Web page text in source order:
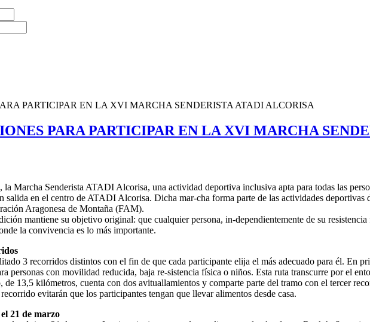
PARTICIPAR EN LA XVI MARCHA SENDERISTA ATADI ALCORISA
PARA PARTICIPAR EN LA XVI MARCHA
la Marcha Senderista ATADI Alcorisa, una actividad deportiva inclusiva apta para todas las
salida en el centro de ATADI Alcorisa. Dicha mar-cha forma parte de las actividades
Aragonesa de Montaña (FAM).
mantiene su objetivo original: que cualquier persona, in-dependientemente de su
la convivencia es lo más importante.
3 recorridos distintos con el fin de que cada participante elija el más adecuado para él. En
personas con movilidad reducida, baja re-sistencia física o niños. Esta ruta transcurre por el
de 13,5 kilómetros, cuenta con dos avituallamientos y comparte parte del tramo con el tercer
evitarán que los participantes tengan que llevar alimentos desde casa.
21 de marzo